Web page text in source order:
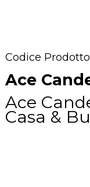
Codice
Ace
Ace
Casa &